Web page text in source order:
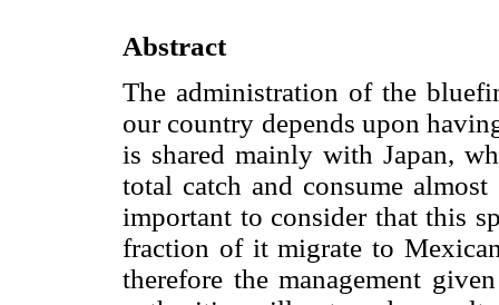
Abstract
The administration of the
our country depends upon
is shared mainly with Japan,
total catch and consume
important to consider that this
fraction of it migrate to
therefore the management